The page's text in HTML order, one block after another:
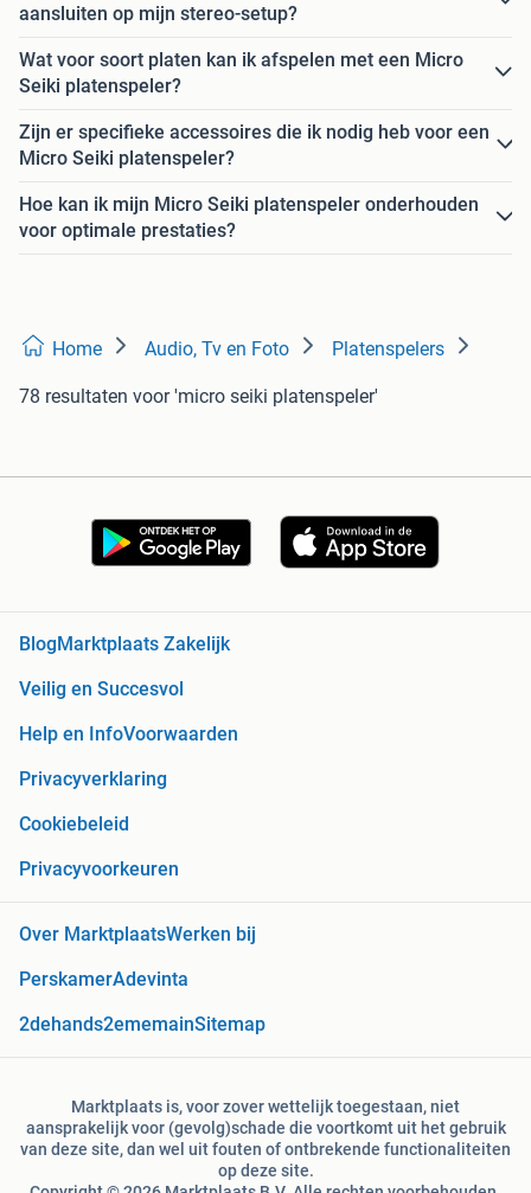
aansluiten op mijn stereo-setup?
Wat voor soort platen kan ik afspelen met een Micro
Seiki platenspeler?
Zijn er specifieke accessoires die ik nodig heb voor een
Micro Seiki platenspeler?
Hoe kan ik mijn Micro Seiki platenspeler onderhouden
voor optimale prestaties?
Home Audio, Tv en Foto Platenspelers
78 resultaten voor 'micro seiki platenspeler'
BlogMarktplaats Zakelijk
Veilig en Succesvol
Help en InfoVoorwaarden
Privacyverklaring
Cookiebeleid
Privacyvoorkeuren
Over MarktplaatsWerken bij
PerskamerAdevinta
2dehands2ememainSitemap
Marktplaats is, voor zover wettelijk toegestaan, niet
aansprakelijk voor (gevolg)schade die voortkomt uit het gebruik
van deze site, dan wel uit fouten of ontbrekende functionaliteiten
op deze site.